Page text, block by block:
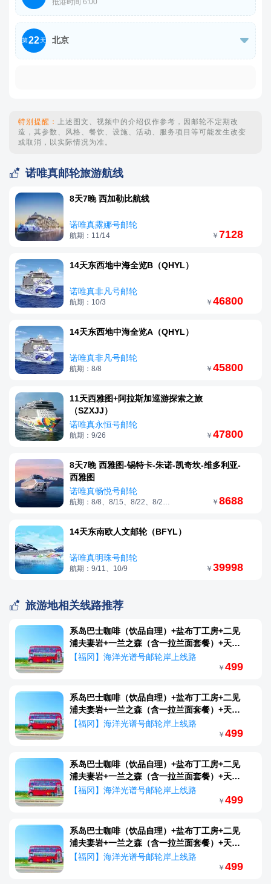
Beach（西海滩）从市中心步行可达，适合沿着海岸线散
步，欣赏风景。这里也是观鸟的好地方
抵港时间 6:00
参考航班：CA174 12 月 21 日 悉尼 T1 - 北京首都 T3
20:40 05:00+1
游轮早餐后集合下船前往市区游览观光：【悉尼歌剧院】
第22天 北京 
特别提醒：
上述图文、视频中的介绍仅作参考，因邮轮不定期改
造，其参数、风格、餐饮、设施、活动、服务项目等可能发生改变
或取消，以实际情况为准。
 诺唯真邮轮旅游航线
8天7晚 西加勒比航线
诺唯真露娜号邮轮
航期：11/14 ￥ 7128
14天东西地中海全览B（QHYL）
诺唯真非凡号邮轮
航期：10/3 ￥ 46800
14天东西地中海全览A（QHYL）
诺唯真非凡号邮轮
航期：8/8 ￥ 45800
11天西雅图+阿拉斯加巡游探索之旅
（SZXJJ）
诺唯真永恒号邮轮
航期：9/26 ￥ 47800
8天7晚 西雅图-锡特卡-朱诺-凯奇坎-维多利亚-
西雅图
诺唯真畅悦号邮轮
￥ 8688
14天东南欧人文邮轮（BFYL）
诺唯真明珠号邮轮
航期：9/11、10/9 ￥ 39998
 旅游地相关线路推荐
系岛巴士咖啡（饮品自理）+盐布丁工房+二见
浦夫妻岩+一兰之森（含一拉兰面套餐）+天神
商店街
【福冈】海洋光谱号邮轮岸上线路
￥ 499
系岛巴士咖啡（饮品自理）+盐布丁工房+二见
浦夫妻岩+一兰之森（含一拉兰面套餐）+天神
商店街
【福冈】海洋光谱号邮轮岸上线路
￥ 499
系岛巴士咖啡（饮品自理）+盐布丁工房+二见
浦夫妻岩+一兰之森（含一拉兰面套餐）+天神
商店街
【福冈】海洋光谱号邮轮岸上线路
￥ 499
系岛巴士咖啡（饮品自理）+盐布丁工房+二见
浦夫妻岩+一兰之森（含一拉兰面套餐）+天神
商店街
【福冈】海洋光谱号邮轮岸上线路
￥ 499